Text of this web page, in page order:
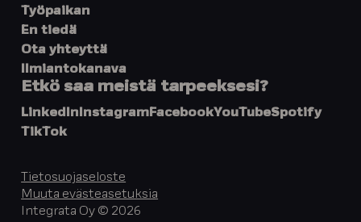
Työpaikan
En tiedä
Ota yhteyttä
Ilmiantokanava
Etkö saa meistä tarpeeksesi?
LinkedIn Instagram FacebookYouTubeSpotify
TikTok
Tietosuojaseloste
Muuta evästeasetuksia
Integrata Oy © 2026